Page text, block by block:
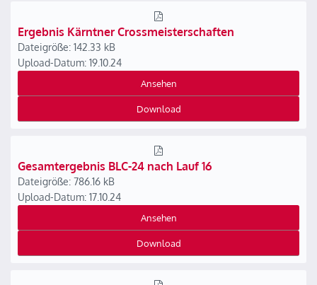
Ergebnis Kärntner Crossmeisterschaften
Dateigröße: 142.33 kB
Upload-Datum: 19.10.24
Ansehen
Download
Gesamtergebnis BLC-24 nach Lauf 16
Dateigröße: 786.16 kB
Upload-Datum: 17.10.24
Ansehen
Download